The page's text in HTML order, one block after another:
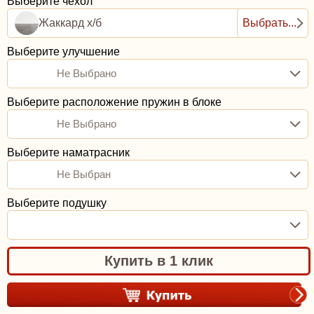
Жаккард х/б
Выбрать...
Выберите улучшение
Не Выбрано
Выберите расположение пружин в блоке
Не Выбрано
Выберите наматрасник
Не Выбран
Выберите подушку
Купить в 1 клик